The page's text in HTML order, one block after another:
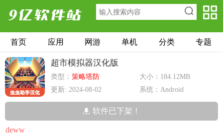
首页 应用 网游 单机 分类 专题
超市模拟器汉化版
类型： 策略塔防
大小：184.12MB
更新: 2024-08-02
系统：Android
软件已下架！
deww